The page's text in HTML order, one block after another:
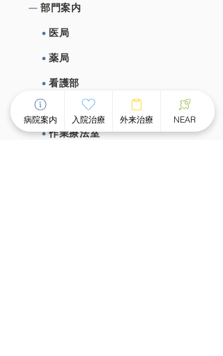
部⾨案内
医局
薬局
看護部
作業療法室
病院案内 入院治療 外来治療 NEAR